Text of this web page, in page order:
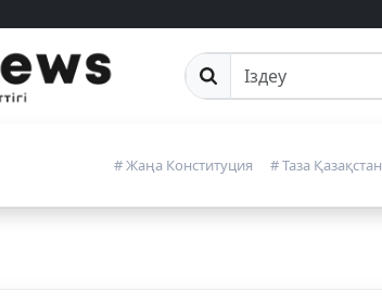
Сайттан іздеу
# Жаңа Конституция # Таза Қазақстан